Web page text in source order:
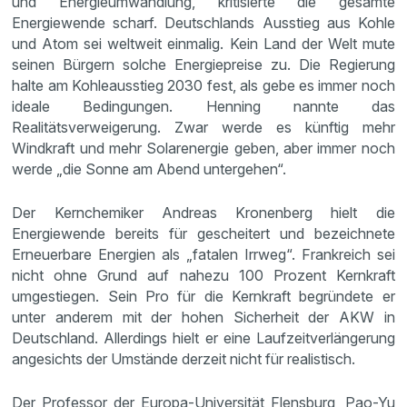
Energiewende scharf. Deutschlands Ausstieg aus Kohle
und Atom sei weltweit einmalig. Kein Land der Welt mute
seinen Bürgern solche Energiepreise zu. Die Regierung
halte am Kohleausstieg 2030 fest, als gebe es immer noch
ideale Bedingungen. Henning nannte das
Realitätsverweigerung. Zwar werde es künftig mehr
Windkraft und mehr Solarenergie geben, aber immer noch
werde „die Sonne am Abend untergehen“.
Der Kernchemiker Andreas Kronenberg hielt die
Energiewende bereits für gescheitert und bezeichnete
Erneuerbare Energien als „fatalen Irrweg“. Frankreich sei
nicht ohne Grund auf nahezu 100 Prozent Kernkraft
umgestiegen. Sein Pro für die Kernkraft begründete er
unter anderem mit der hohen Sicherheit der AKW in
Deutschland. Allerdings hielt er eine Laufzeitverlängerung
angesichts der Umstände derzeit nicht für realistisch.
Der Professor der Europa-Universität Flensburg, Pao-Yu